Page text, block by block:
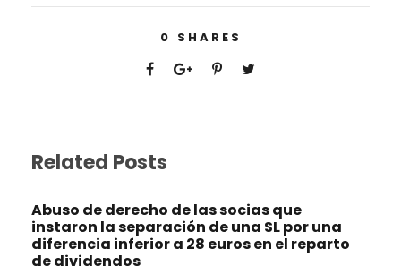
0 SHARES
Related Posts
Abuso de derecho de las socias que
instaron la separación de una SL por una
diferencia inferior a 28 euros en el reparto
de dividendos